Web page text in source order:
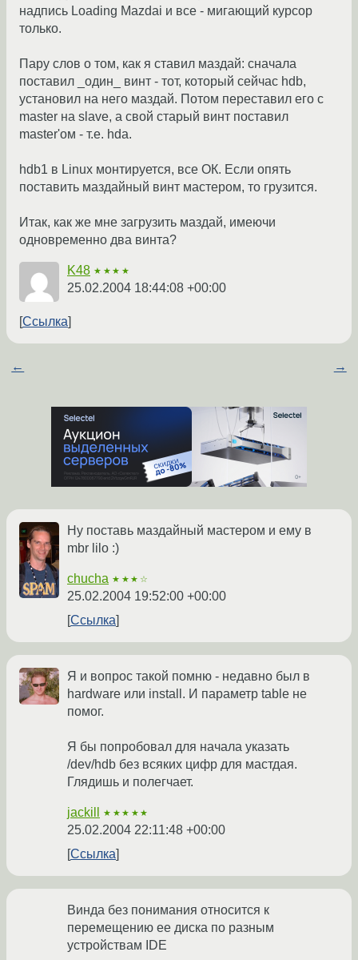
надпись Loading Mazdai и все - мигающий курсор
только.
Пару слов о том, как я ставил маздай: сначала
поставил _один_ винт - тот, который сейчас hdb,
установил на него маздай. Потом переставил его c
master на slave, а свой старый винт поставил
master'ом - т.е. hda.
hdb1 в Linux монтируется, все ОК. Если опять
поставить маздайный винт мастером, то грузится.
Итак, как же мне загрузить маздай, имеючи
одновременно два винта?
K48 ★★★★
25.02.2004 18:44:08 +00:00
Ссылка
← →
Ну поставь маздайный мастером и ему в
mbr lilo :)
chucha ★★★☆
25.02.2004 19:52:00 +00:00
Ссылка
Я и вопрос такой помню - недавно был в
hardware или install. И параметр table не
помог.
Я бы попробовал для начала указать
/dev/hdb без всяких цифр для мастдая.
Глядишь и полегчает.
jackill ★★★★★
25.02.2004 22:11:48 +00:00
Ссылка
Винда без понимания относится к
перемещению ее диска по разным
устройствам IDE